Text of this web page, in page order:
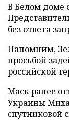
В Белом доме
без ответа
Напомним,
просьбой
российской
Маск ранее
Украины
спутниковой